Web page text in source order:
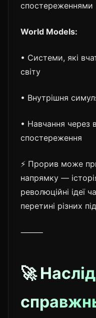
спостереженнями
World Models:
• Системи, які
світу
• Внутрішня
• Навчання через
спостереження
⚡ Прорив може
напрямку —
революційні ідеї
перетині різних
⸻
🚀